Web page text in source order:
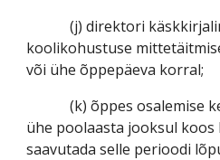
(j) direktori
koolikohustuse
või ühe õppepäeva korral;
(k) õppes osalemise
ühe poolaasta jooksul koos
saavutada selle perioodi